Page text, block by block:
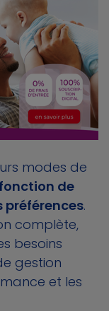
modes de
de
préférences.
complète,
besoins
gestion
et les